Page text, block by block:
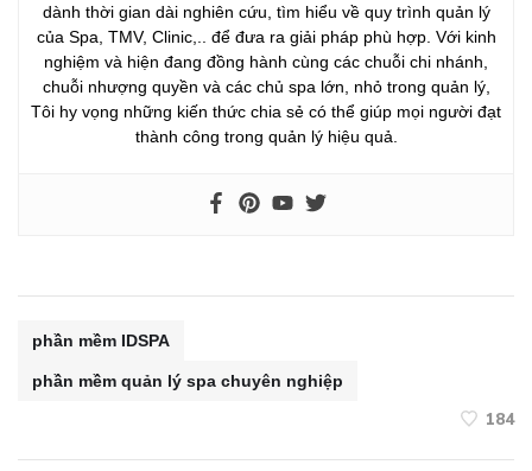
dành thời gian dài nghiên cứu, tìm hiểu về quy trình quản lý
của Spa, TMV, Clinic,.. để đưa ra giải pháp phù hợp. Với kinh
nghiệm và hiện đang đồng hành cùng các chuỗi chi nhánh,
chuỗi nhượng quyền và các chủ spa lớn, nhỏ trong quản lý,
Tôi hy vọng những kiến thức chia sẻ có thể giúp mọi người đạt
thành công trong quản lý hiệu quả.
phần mềm IDSPA
phần mềm quản lý spa chuyên nghiệp
184